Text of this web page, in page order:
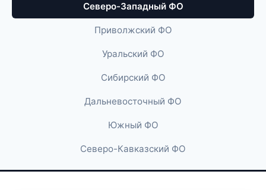
Северо-Западный ФО
Приволжский ФО
Уральский ФО
Сибирский ФО
Дальневосточный ФО
Южный ФО
Северо-Кавказский ФО